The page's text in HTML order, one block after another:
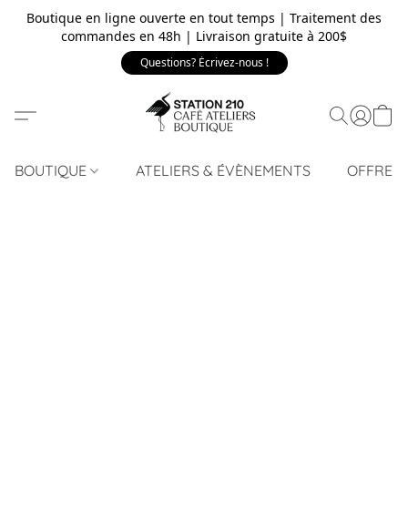
Boutique en ligne ouverte en tout temps | Traitement des
commandes en 48h | Livraison gratuite à 200$
Questions? Écrivez-nous !
BOUTIQUE ATELIERS & ÉVÈNEMENTS OFFRE